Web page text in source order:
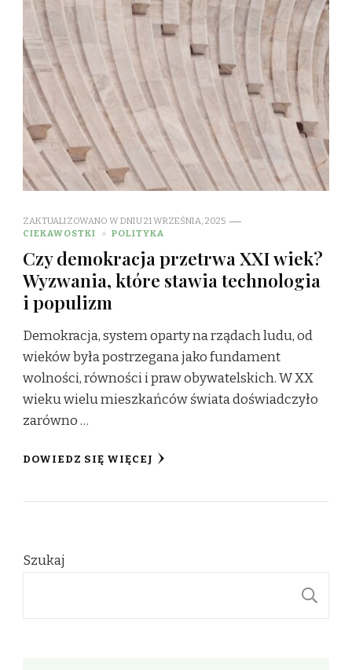
ZAKTUALIZOWANO W DNIU21 WRZEŚNIA, 2025
CIEKAWOSTKI
POLITYKA
Czy demokracja przetrwa XXI wiek?
Wyzwania, które stawia technologia
i populizm
Demokracja, system oparty na rządach ludu, od
wieków była postrzegana jako fundament
wolności, równości i praw obywatelskich. W XX
wieku wielu mieszkańców świata doświadczyło
zarówno …
DOWIEDZ SIĘ WIĘCEJ
Szukaj